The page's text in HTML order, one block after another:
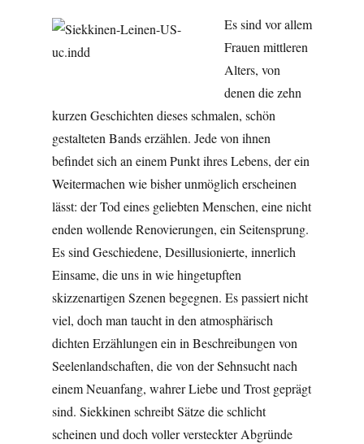
Es sind vor allem
Frauen mittleren
Alters, von
denen die zehn
kurzen Geschichten dieses schmalen, schön
gestalteten Bands erzählen. Jede von ihnen
befindet sich an einem Punkt ihres Lebens, der ein
Weitermachen wie bisher unmöglich erscheinen
lässt: der Tod eines geliebten Menschen, eine nicht
enden wollende Renovierungen, ein Seitensprung.
Es sind Geschiedene, Desillusionierte, innerlich
Einsame, die uns in wie hingetupften
skizzenartigen Szenen begegnen. Es passiert nicht
viel, doch man taucht in den atmosphärisch
dichten Erzählungen ein in Beschreibungen von
Seelenlandschaften, die von der Sehnsucht nach
einem Neuanfang, wahrer Liebe und Trost geprägt
sind. Siekkinen schreibt Sätze die schlicht
scheinen und doch voller versteckter Abgründe